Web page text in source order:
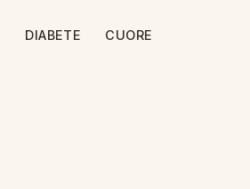
DIABETE CUORE